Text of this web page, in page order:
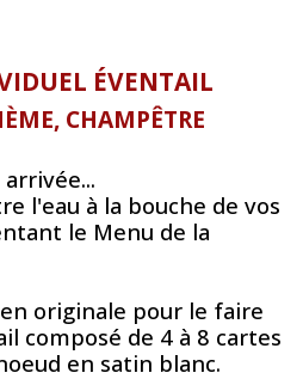
ÉVENTAIL
CHAMPÊTRE
l'eau à la bouche de vos
le Menu de la
originale pour le faire
composé de 4 à 8 cartes
en satin blanc.